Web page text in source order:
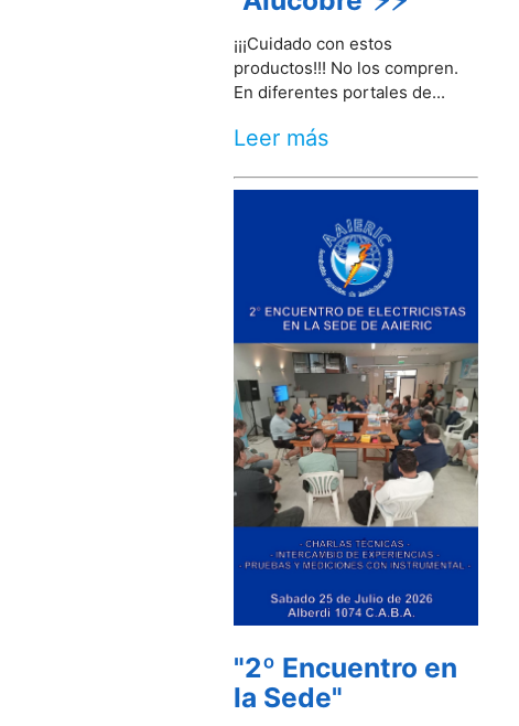
¡¡¡Cuidado con estos
productos!!! No los compren.
En diferentes portales de...
Leer más
"2º Encuentro en
la Sede"